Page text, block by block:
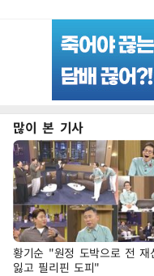
많이 본 기사
황기순 "원정 도박으로 전 재
잃고 필리핀 도피"